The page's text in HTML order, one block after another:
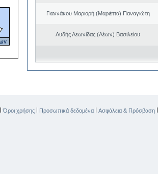
Γιαννάκου Μαριορή (Μαριέττα) Παναγιώτη
Αυδής Λεωνίδας (Λέων) Βασιλείου
|Όροι χρήσης | Προσωπικά δεδομένα | Ασφάλεια & Πρόσβαση